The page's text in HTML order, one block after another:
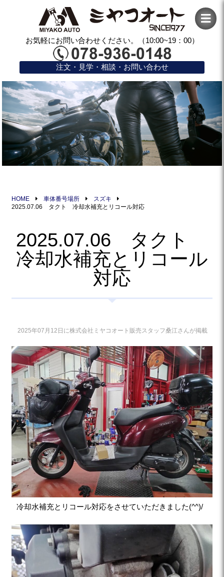
お気軽にお問い合わせください。（10:00~19：00）
注文・見学・相談・お問い合わせ
HOME 車体番号場所
スズキ
2025.07.06 タクト 冷却水補充とリコール対応
2025.07.06 タクト
冷却水補充とリコール
対応
2025年07月12日に株式会社ミヤコオート販売スタッフ桑江さんが掲載
冷却水補充とリコール対応をさせていただきました(^^)/